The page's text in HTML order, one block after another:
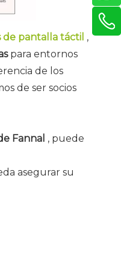
de pantalla táctil ,
para entornos
de los
de ser socios
Fannal , puede
asegurar su